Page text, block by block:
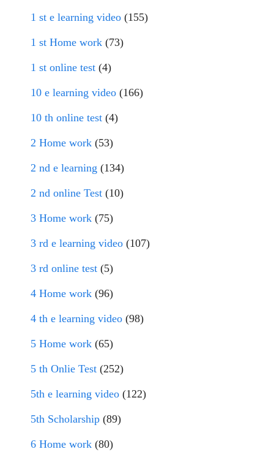
1 st e learning video (155)
1 st Home work (73)
1 st online test (4)
10 e learning video (166)
10 th online test (4)
2 Home work (53)
2 nd e learning (134)
2 nd online Test (10)
3 Home work (75)
3 rd e learning video (107)
3 rd online test (5)
4 Home work (96)
4 th e learning video (98)
5 Home work (65)
5 th Onlie Test (252)
5th e learning video (122)
5th Scholarship (89)
6 Home work (80)